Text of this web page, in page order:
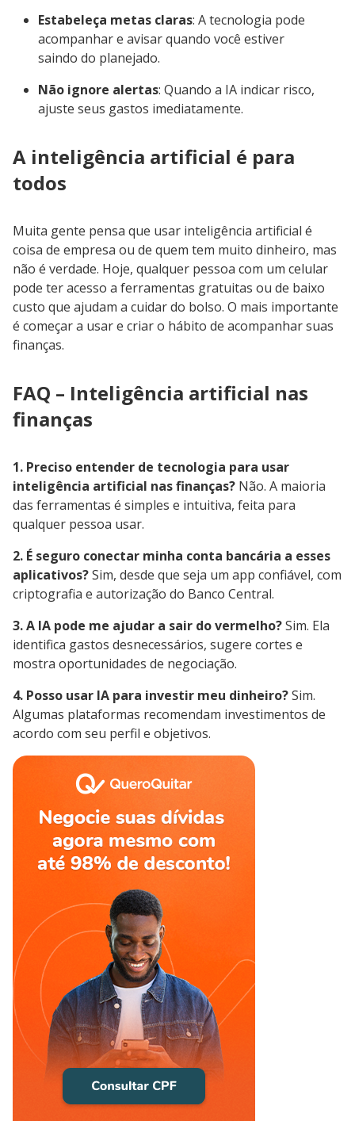
Estabeleça metas claras: A tecnologia pode
acompanhar e avisar quando você estiver
saindo do planejado.
Não ignore alertas: Quando a IA indicar risco,
ajuste seus gastos imediatamente.
A inteligência artificial é para
todos
Muita gente pensa que usar inteligência artificial é
coisa de empresa ou de quem tem muito dinheiro, mas
não é verdade. Hoje, qualquer pessoa com um celular
pode ter acesso a ferramentas gratuitas ou de baixo
custo que ajudam a cuidar do bolso. O mais importante
é começar a usar e criar o hábito de acompanhar suas
finanças.
FAQ – Inteligência artificial nas
finanças
1. Preciso entender de tecnologia para usar
inteligência artificial nas finanças? Não. A maioria
das ferramentas é simples e intuitiva, feita para
qualquer pessoa usar.
2. É seguro conectar minha conta bancária a esses
aplicativos?Sim, desde que seja um app confiável, com
criptografia e autorização do Banco Central.
3. A IA pode me ajudar a sair do vermelho?Sim. Ela
identifica gastos desnecessários, sugere cortes e
mostra oportunidades de negociação.
4. Posso usar IA para investir meu dinheiro?Sim.
Algumas plataformas recomendam investimentos de
acordo com seu perfil e objetivos.